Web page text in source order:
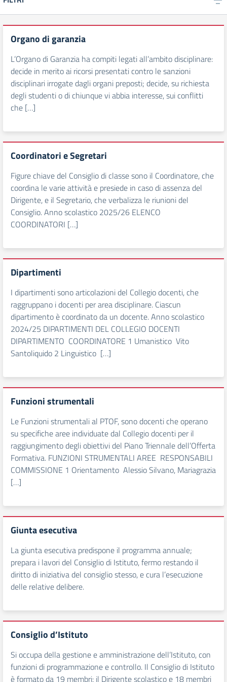
Organo di garanzia
L’Organo di Garanzia ha compiti legati all’ambito disciplinare:
decide in merito ai ricorsi presentati contro le sanzioni
disciplinari irrogate dagli organi preposti; decide, su richiesta
degli studenti o di chiunque vi abbia interesse, sui conflitti
che […]
Coordinatori e Segretari
Figure chiave del Consiglio di classe sono il Coordinatore, che
coordina le varie attività e presiede in caso di assenza del
Dirigente, e il Segretario, che verbalizza le riunioni del
Consiglio. Anno scolastico 2025/26 ELENCO
COORDINATORI […]
Dipartimenti
I dipartimenti sono articolazioni del Collegio docenti, che
raggruppano i docenti per area disciplinare. Ciascun
dipartimento è coordinato da un docente. Anno scolastico
2024/25 DIPARTIMENTI DEL COLLEGIO DOCENTI
DIPARTIMENTO COORDINATORE 1 Umanistico Vito
Santoliquido 2 Linguistico […]
Funzioni strumentali
Le Funzioni strumentali al PTOF, sono docenti che operano
su specifiche aree individuate dal Collegio docenti per il
raggiungimento degli obiettivi del Piano Triennale dell’Offerta
Formativa. FUNZIONI STRUMENTALI AREE RESPONSABILI
COMMISSIONE 1 Orientamento Alessio Silvano, Mariagrazia
[…]
Giunta esecutiva
La giunta esecutiva predispone il programma annuale;
prepara i lavori del Consiglio di Istituto, fermo restando il
diritto di iniziativa del consiglio stesso, e cura l’esecuzione
delle relative delibere.
Consiglio d’Istituto
Si occupa della gestione e amministrazione dell’Istituto, con
funzioni di programmazione e controllo. Il Consiglio di Istituto
è formato da 19 membri: il Dirigente scolastico e 18 membri